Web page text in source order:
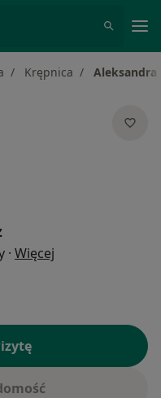
Krępnica Aleksandra
· Więcej